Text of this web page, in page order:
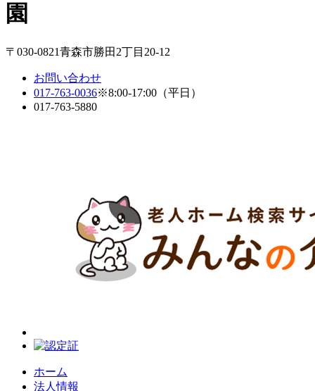
園
〒030-0821青森市勝田2丁目20-12
お問い合わせ
017-763-0036※8:00-17:00（平日）
017-763-5880
ホーム
法人情報